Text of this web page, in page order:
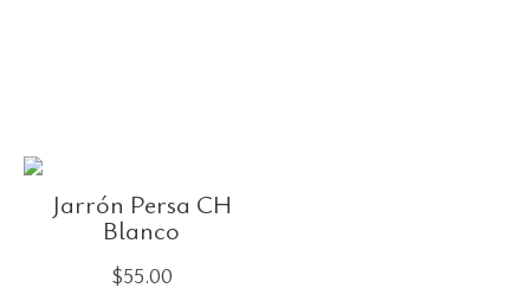
Jarrón Persa CH
Blanco
$55.00